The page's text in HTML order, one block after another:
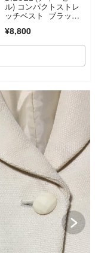
ル) コンパクトストレ
ッチベスト ブラッ
¥8,800